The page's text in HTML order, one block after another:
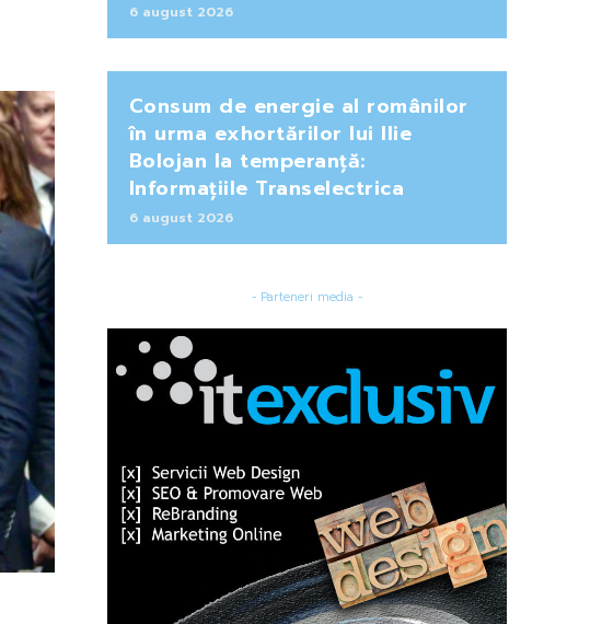
6 august 2026
Consum de energie al românilor
în urma exhortărilor lui Ilie
Bolojan la temperanță:
Informațiile Transelectrica
6 august 2026
- Parteneri media -